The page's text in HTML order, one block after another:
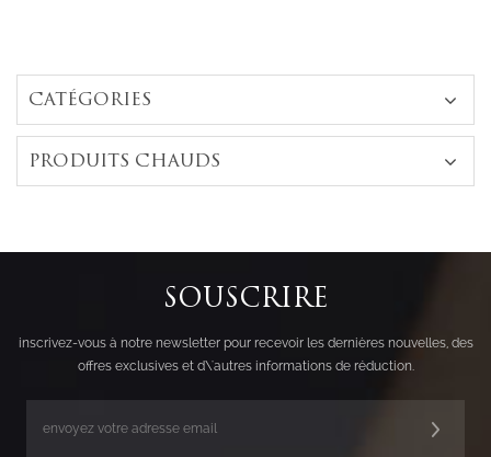
CATÉGORIES
PRODUITS CHAUDS
SOUSCRIRE
inscrivez-vous à notre newsletter pour recevoir les dernières nouvelles, des
offres exclusives et d\'autres informations de réduction.